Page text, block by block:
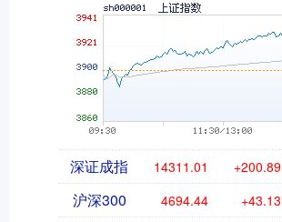
深证成指 14311.01 +200.89
沪深300 4694.44 +43.13